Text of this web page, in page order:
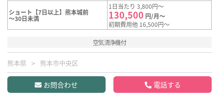
ショート【7日以上】熊本城前
～30日未満
1日当たり 3,800円～
130,500 円/月～
初期費用他 16,500円～
空気清浄機付
熊本県 熊本市中央区
お問合わせ 電話する